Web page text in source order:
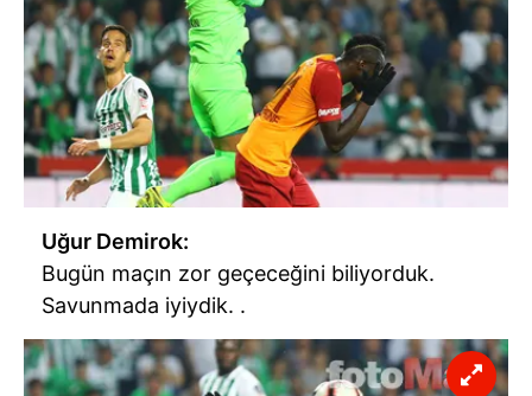
Uğur Demirok:
Bugün maçın zor geçeceğini biliyorduk.
Savunmada iyiydik. .